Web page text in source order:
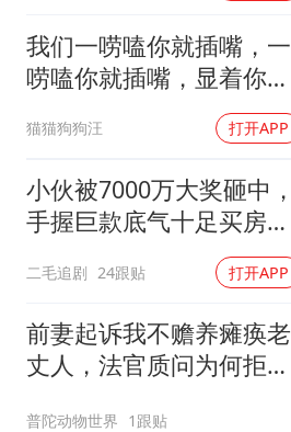
我们一唠嗑你就插嘴，一
唠嗑你就插嘴，显着你
猫猫狗狗汪 打开APP
小伙被7000万大奖砸中，
手握巨款底气十足买房不
二毛追剧 24跟贴 打开APP
前妻起诉我不赡养瘫痪老
丈人，法官质问为何拒不
普陀动物世界 1跟贴